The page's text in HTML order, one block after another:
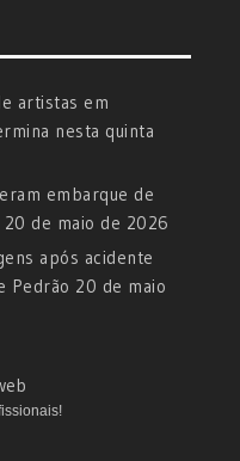
artistas em
nesta quinta
embarque de
20 de maio de 2026
após acidente
Pedrão 20 de maio